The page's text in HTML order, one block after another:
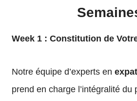
Week 1 : Constitution de
Notre équipe d’experts en
prend en charge l’intégralité du